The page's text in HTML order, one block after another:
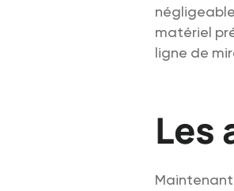
matériel
ligne de
Les
Maintenant